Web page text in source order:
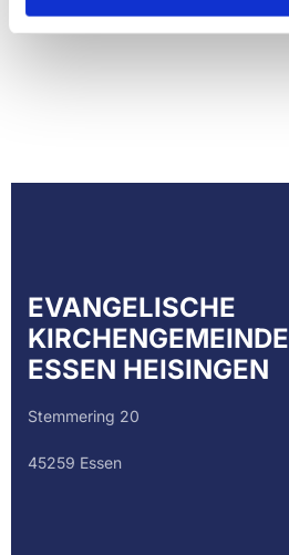
EVANGELISCHE
KIRCHENGEMEINDE
ESSEN HEISINGEN
Stemmering 20
45259 Essen